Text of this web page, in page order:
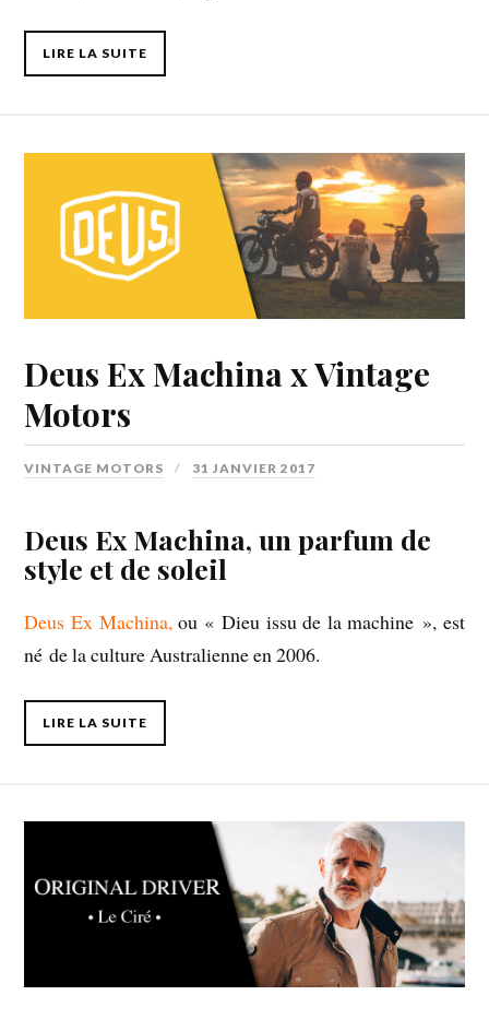
LIRE LA SUITE
Deus Ex Machina x Vintage
Motors
VINTAGE MOTORS 31 JANVIER 2017
Deus Ex Machina, un parfum de
style et de soleil
Deus Ex Machina,ou « Dieu issu de la machine », est
né de la culture Australienne en 2006.
LIRE LA SUITE